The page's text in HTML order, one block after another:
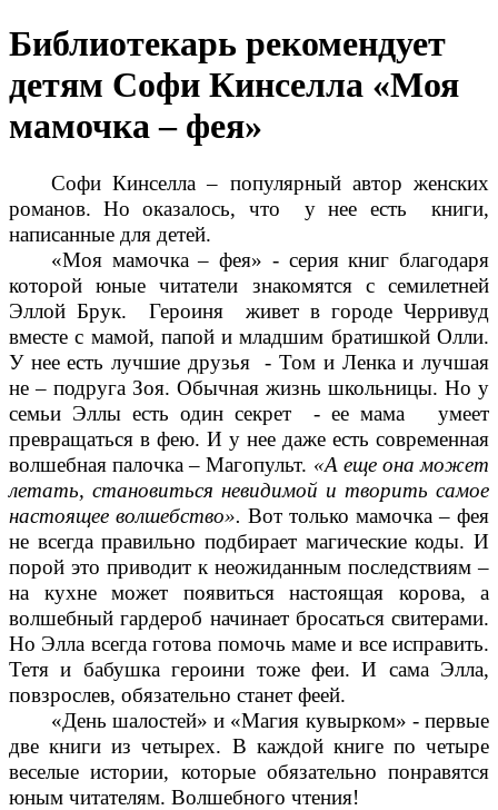
Библиотекарь рекомендует
детям Софи Кинселла «Моя
мамочка – фея»
Софи Кинселла – популярный автор женских
романов. Но оказалось, что у нее есть книги,
написанные для детей.
«Моя мамочка – фея» - серия книг благодаря
которой юные читатели знакомятся с семилетней
Эллой Брук. Героиня живет в городе Черривуд
вместе с мамой, папой и младшим братишкой Олли.
У нее есть лучшие друзья - Том и Ленка и лучшая
не – подруга Зоя. Обычная жизнь школьницы. Но у
семьи Эллы есть один секрет - ее мама умеет
превращаться в фею. И у нее даже есть современная
волшебная палочка – Магопульт. «А еще она может
летать, становиться невидимой и творить самое
настоящее волшебство». Вот только мамочка – фея
не всегда правильно подбирает магические коды. И
порой это приводит к неожиданным последствиям –
на кухне может появиться настоящая корова, а
волшебный гардероб начинает бросаться свитерами.
Но Элла всегда готова помочь маме и все исправить.
Тетя и бабушка героини тоже феи. И сама Элла,
повзрослев, обязательно станет феей.
«День шалостей» и «Магия кувырком» - первые
две книги из четырех. В каждой книге по четыре
веселые истории, которые обязательно понравятся
юным читателям. Волшебного чтения!